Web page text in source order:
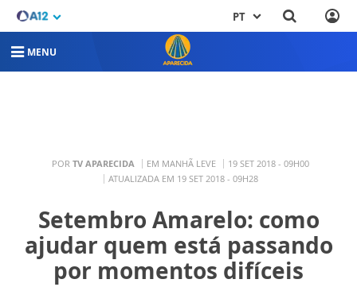
PT
MENU
POR TV APARECIDA EM MANHÃ LEVE
19 SET 2018 - 09H00
ATUALIZADA EM 19 SET 2018 - 09H28
Setembro Amarelo: como
ajudar quem está passando
por momentos difíceis